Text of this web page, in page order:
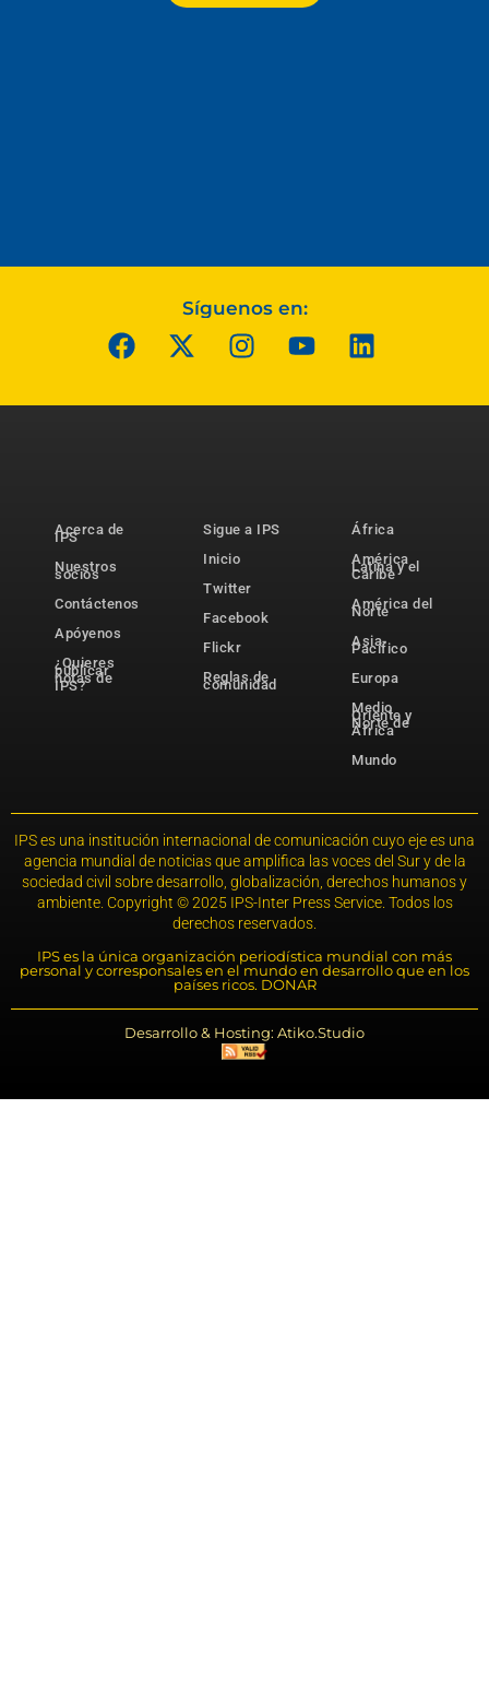
Síguenos en:
Acerca de
IPS
Nuestros
socios
Contáctenos
Apóyenos
¿Quieres
publicar
notas de
IPS?
Sigue a IPS
Inicio
Twitter
Facebook
Flickr
Reglas de
comunidad
África
América
Latina y el
Caribe
América del
Norte
Asia-
Pacífico
Europa
Medio
Oriente y
Norte de
África
Mundo
IPS es una institución internacional de comunicación cuyo eje es una
agencia mundial de noticias que amplifica las voces del Sur y de la
sociedad civil sobre desarrollo, globalización, derechos humanos y
ambiente. Copyright © 2025 IPS-Inter Press Service. Todos los
derechos reservados.
IPS es la única organización periodística mundial con más
personal y corresponsales en el mundo en desarrollo que en los
países ricos. DONAR
Desarrollo & Hosting: Atiko.Studio